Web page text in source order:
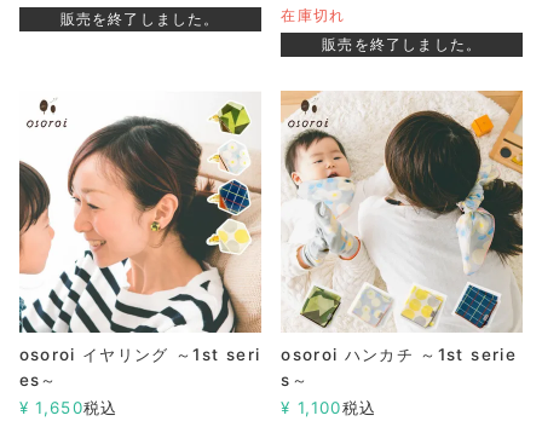
販売を終了しました。
在庫切れ
販売を終了しました。
osoroi イヤリング ～1st seri
es～
¥ 1,650税込
osoroi ハンカチ ～1st serie
s～
¥ 1,100税込